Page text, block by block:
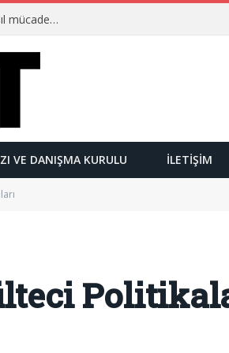
Ulusalcılar kimlerdir ve “Yetmez ama evet”çilere karşı nasıl mücadele ederler?
VE DANIŞMA KURULU İLETIŞIM